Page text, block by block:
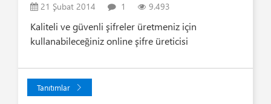
21 Şubat 2014 1 9.493
Kaliteli ve güvenli şifreler üretmeniz için
kullanabileceğiniz online şifre üreticisi
Tanıtımlar